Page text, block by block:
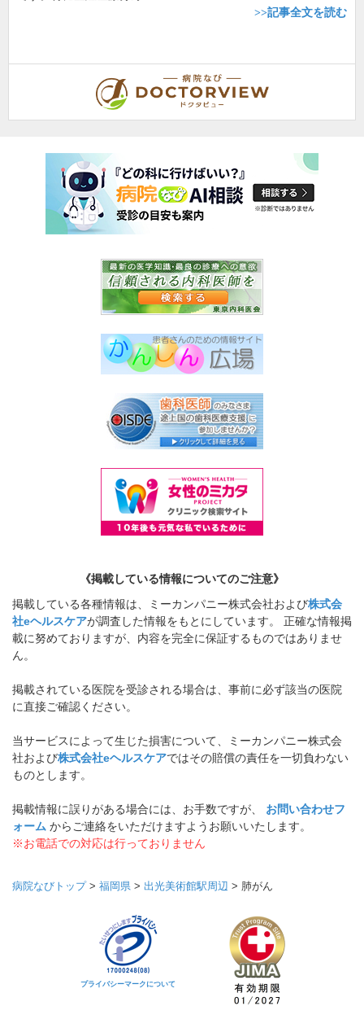
>>記事全文を読む
《掲載している情報についてのご注意》
掲載している各種情報は、ミーカンパニー株式会社および株式会
社eヘルスケアが調査した情報をもとにしています。 正確な情報掲
載に努めておりますが、内容を完全に保証するものではありませ
ん。
掲載されている医院を受診される場合は、事前に必ず該当の医院
に直接ご確認ください。
当サービスによって生じた損害について、ミーカンパニー株式会
社および株式会社eヘルスケアではその賠償の責任を一切負わない
ものとします。
掲載情報に誤りがある場合には、お手数ですが、 お問い合わせフ
ォーム からご連絡をいただけますようお願いいたします。
※お電話での対応は行っておりません
病院なびトップ> 福岡県 > 出光美術館駅周辺 > 肺がん
プライバシーマークについて